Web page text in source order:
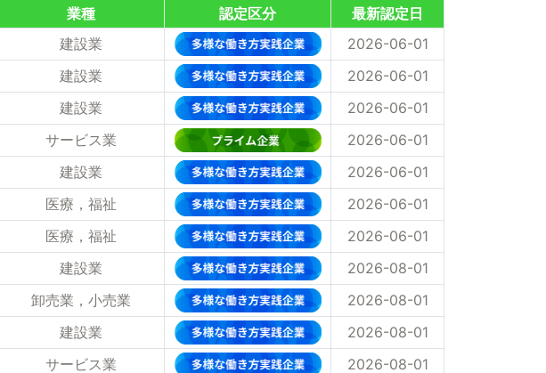
業種 認定区分
最新認定日
建設業
2026-06-01
建設業
2026-06-01
建設業
2026-06-01
サービス業
2026-06-01
建設業
2026-06-01
医療，福祉
2026-06-01
医療，福祉
2026-06-01
建設業
2026-08-01
卸売業，小売業
2026-08-01
建設業
2026-08-01
サービス業
2026-08-01